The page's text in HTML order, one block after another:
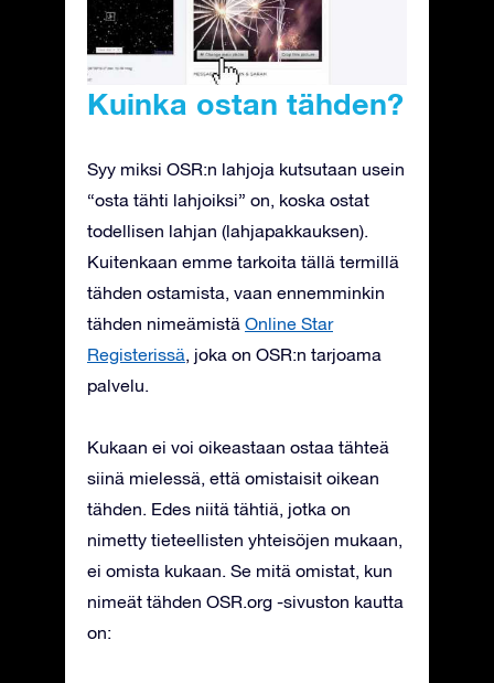
Kuinka ostan tähden?
Syy miksi OSR:n lahjoja kutsutaan usein
“osta tähti lahjoiksi” on, koska ostat
todellisen lahjan (lahjapakkauksen).
Kuitenkaan emme tarkoita tällä termillä
tähden ostamista, vaan ennemminkin
tähden nimeämistä Online Star
Registerissä, joka on OSR:n tarjoama
palvelu.
Kukaan ei voi oikeastaan ostaa tähteä
siinä mielessä, että omistaisit oikean
tähden. Edes niitä tähtiä, jotka on
nimetty tieteellisten yhteisöjen mukaan,
ei omista kukaan. Se mitä omistat, kun
nimeät tähden OSR.org -sivuston kautta
on: